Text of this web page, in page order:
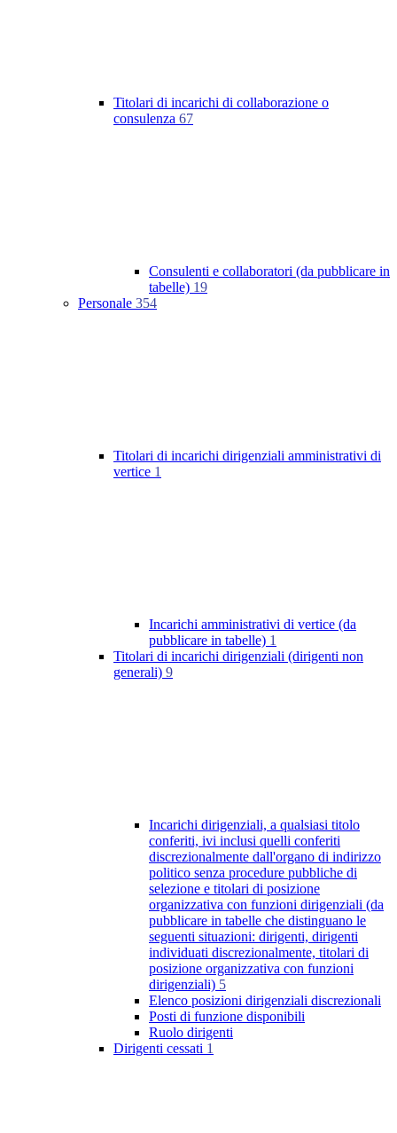
Titolari di incarichi di collaborazione o
consulenza 67
Consulenti e collaboratori (da pubblicare in
tabelle) 19
Personale 354
Titolari di incarichi dirigenziali amministrativi di
vertice 1
Incarichi amministrativi di vertice (da
pubblicare in tabelle) 1
Titolari di incarichi dirigenziali (dirigenti non
generali) 9
Incarichi dirigenziali, a qualsiasi titolo
conferiti, ivi inclusi quelli conferiti
discrezionalmente dall'organo di indirizzo
politico senza procedure pubbliche di
selezione e titolari di posizione
organizzativa con funzioni dirigenziali (da
pubblicare in tabelle che distinguano le
seguenti situazioni: dirigenti, dirigenti
individuati discrezionalmente, titolari di
posizione organizzativa con funzioni
dirigenziali) 5
Elenco posizioni dirigenziali discrezionali
Posti di funzione disponibili
Ruolo dirigenti
Dirigenti cessati 1